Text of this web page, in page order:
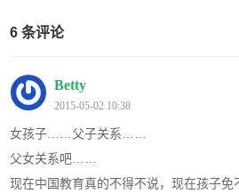
6 条评论
Betty
2015-05-02 10:38
女孩子……父子关系……
父女关系吧……
现在中国教育真的不得不说，现在孩子